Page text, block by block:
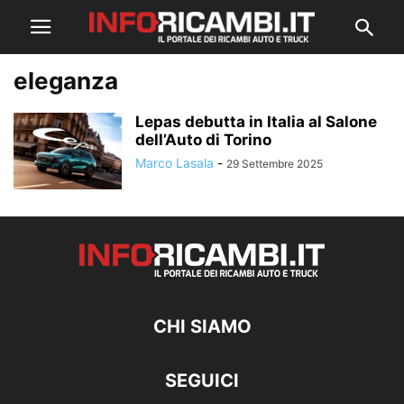
eleganza
Lepas debutta in Italia al Salone
dell’Auto di Torino
Marco Lasala - 29 Settembre 2025
CHI SIAMO
SEGUICI